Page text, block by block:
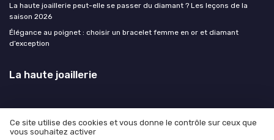
La haute joaillerie peut-elle se passer du diamant ? Les leçons de la
saison 2026
Élégance au poignet : choisir un bracelet femme en or et diamant
d’exception
La haute joaillerie
Mentions légales
Ce site utilise des cookies et vous donne le contrôle sur ceux que
vous souhaitez activer